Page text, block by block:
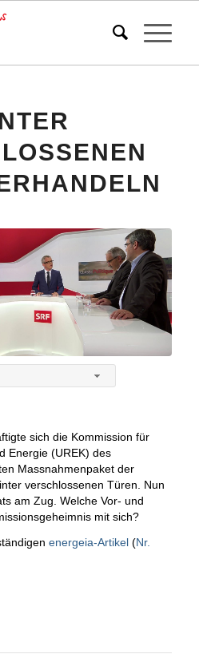
sich die Kommission für
Energie (UREK) des
Massnahmenpaket der
verschlossenen Türen. Nun
am Zug. Welche Vor- und
mit sich?
energeia-Artikel (Nr.